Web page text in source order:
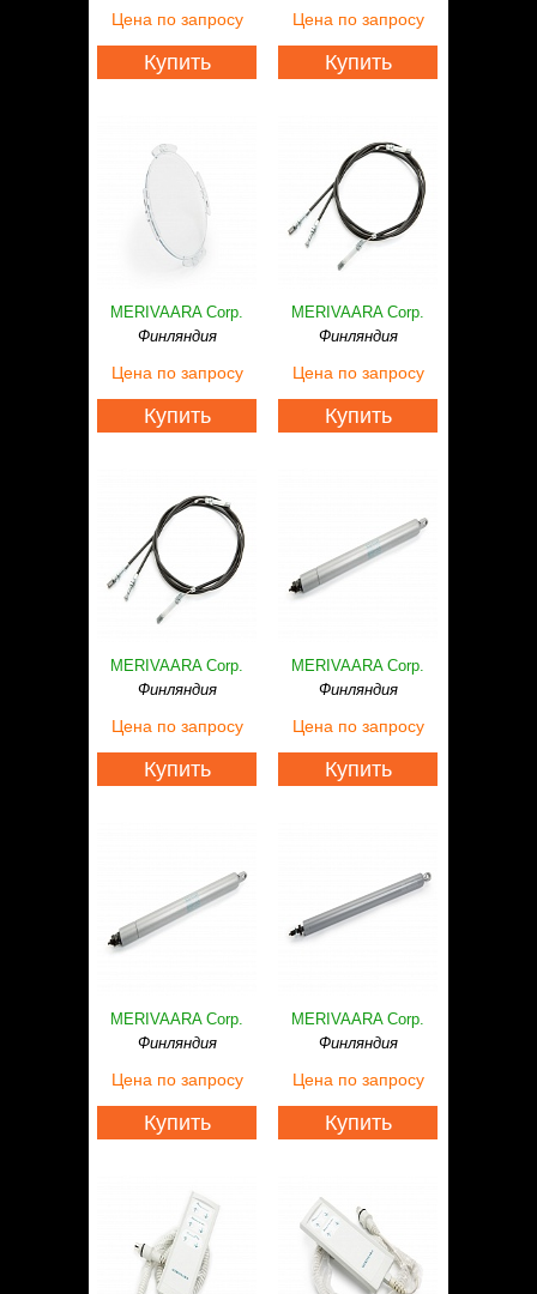
Контакты
Цена по запросу
Купить
Цена по запросу
Купить
MERIVAARA Corp.
Финляндия
Цена по запросу
Купить
MERIVAARA Corp.
Финляндия
Цена по запросу
Купить
MERIVAARA Corp.
Финляндия
Цена по запросу
Купить
MERIVAARA Corp.
Финляндия
Цена по запросу
Купить
MERIVAARA Corp.
Финляндия
Цена по запросу
Купить
MERIVAARA Corp.
Финляндия
Цена по запросу
Купить